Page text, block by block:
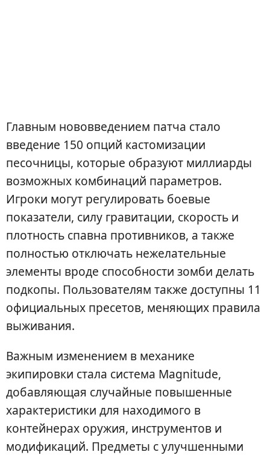
Главным нововведением патча стало
введение 150 опций кастомизации
песочницы, которые образуют миллиарды
возможных комбинаций параметров.
Игроки могут регулировать боевые
показатели, силу гравитации, скорость и
плотность спавна противников, а также
полностью отключать нежелательные
элементы вроде способности зомби делать
подкопы. Пользователям также доступны 11
официальных пресетов, меняющих правила
выживания.
Важным изменением в механике
экипировки стала система Magnitude,
добавляющая случайные повышенные
характеристики для находимого в
контейнерах оружия, инструментов и
модификаций. Предметы с улучшенными